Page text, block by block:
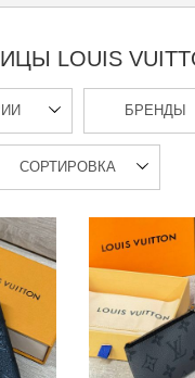
LOUIS
БРЕНДЫ
СОРТИРОВКА